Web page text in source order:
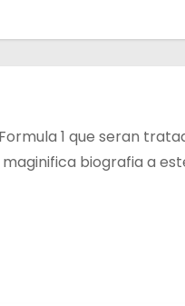
1 que seran
biografia a